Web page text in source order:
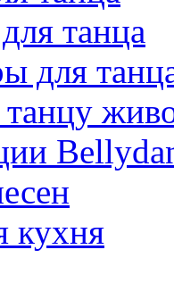
танца
для
кухня